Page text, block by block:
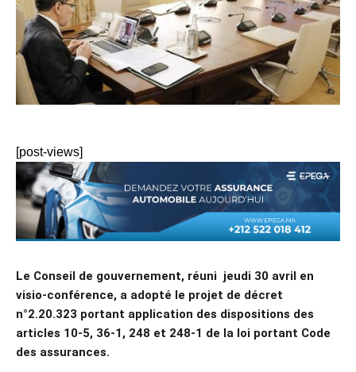
[post-views]
Le Conseil de gouvernement, réuni jeudi 30 avril en
visio-conférence, a adopté le projet de décret
n°2.20.323 portant application des dispositions des
articles 10-5, 36-1, 248 et 248-1 de la loi portant Code
des assurances.